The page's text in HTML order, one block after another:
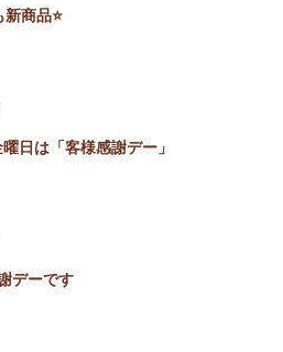
新商品⭐️
日は「客様感謝デー」
デーです